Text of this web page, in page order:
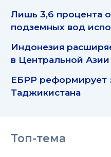
Лишь 3,6 процента
подземных вод
Индонезия
в Центральной
ЕБРР реформирует
Таджикистана
Топ-тема